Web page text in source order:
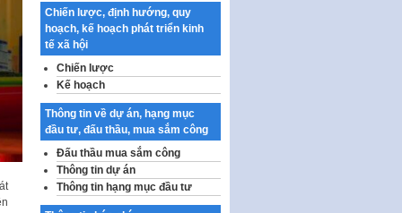
thiện thể chế, chính…
Quy định về nghiên cứu, ứng
dụng khoa học, công nghệ, đổi
mới sáng tạo và chuyển…
Quy định chi tiết và hướng dẫn
thi hành một số điều của Luật Lý
lịch tư…
Sửa đổi, bổ sung một số nội
dung tại Nghị quyết số 30/NQ-
CP ngày 24 tháng 02…
Chiến lược, định hướng, quy
hoạch, kế hoạch phát triển kinh
tế xã hội
Chiến lược
Kế hoạch
Thông tin về dự án, hạng mục
đầu tư, đấu thầu, mua sắm công
Đấu thầu mua sắm công
Thông tin dự án
Thông tin hạng mục đầu tư